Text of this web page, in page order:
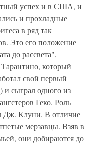
успех и в США, и
и прохладные
в ряд так
Это его положение
до рассвета",
который
свой первый
и сыграл одного из
Геко. Роль
Дж. Клуни. В отличие
мерзавцы. Взяв в
они добираются до